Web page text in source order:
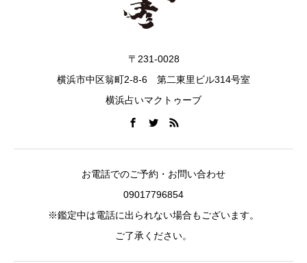
〒231-0028
横浜市中区翁町2-8-6 第二東里ビル314号室
横浜占いマクトゥーブ
お電話でのご予約・お問い合わせ
09017796854
※鑑定中は電話に出られない場合もございます。
ご了承ください。